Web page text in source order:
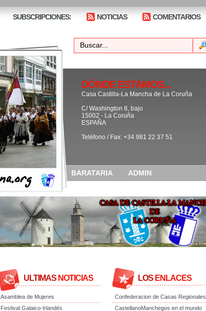
SUBSCRIPCIONES: NOTICIAS COMENTARIOS
DÓNDE ESTAMOS...
Casa Castilla-La Mancha de La Coruña
C/ Washington 8, bajo
15002 - La Coruña
ESPAÑA
Teléfono / Fax: +34 981 22 37 51
BARATARIA ADMIN
ULTIMAS NOTICIAS
Asamblea de Mujeres
Festival Galaico-Irlandés
LOS ENLACES
Confederacion de Casas Regionales
CastellanoManchegos en el mundo